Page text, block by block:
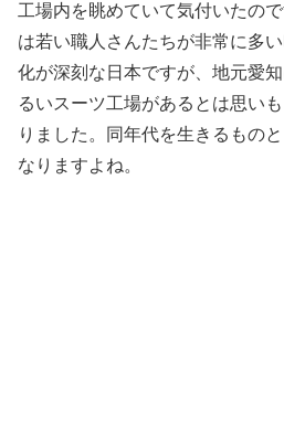
工場内を眺めていて気付いたの
は若い職人さんたちが非常に多
化が深刻な日本ですが、地元愛
るいスーツ工場があるとは思い
りました。同年代を生きるもの
なりますよね。